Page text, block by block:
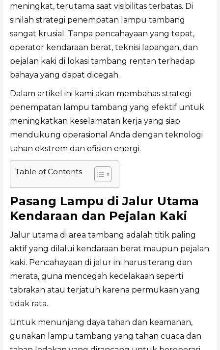
meningkat, terutama saat visibilitas terbatas. Di
sinilah strategi penempatan lampu tambang
sangat krusial. Tanpa pencahayaan yang tepat,
operator kendaraan berat, teknisi lapangan, dan
pejalan kaki di lokasi tambang rentan terhadap
bahaya yang dapat dicegah.
Dalam artikel ini kami akan membahas strategi
penempatan lampu tambang yang efektif untuk
meningkatkan keselamatan kerja yang siap
mendukung operasional Anda dengan teknologi
tahan ekstrem dan efisien energi.
Table of Contents
Pasang Lampu di Jalur Utama
Kendaraan dan Pejalan Kaki
Jalur utama di area tambang adalah titik paling
aktif yang dilalui kendaraan berat maupun pejalan
kaki. Pencahayaan di jalur ini harus terang dan
merata, guna mencegah kecelakaan seperti
tabrakan atau terjatuh karena permukaan yang
tidak rata.
Untuk menunjang daya tahan dan keamanan,
gunakan lampu tambang yang tahan cuaca dan